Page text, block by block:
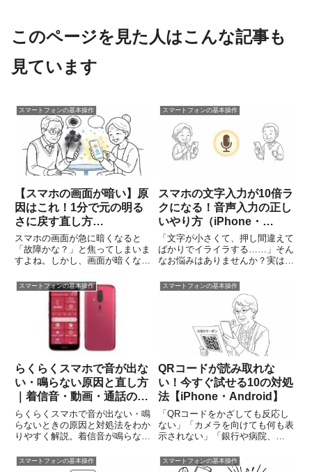
このページを見た人はこんな記事も
見ています
スマートフォンの基本操作
【スマホの画面が暗い】原
因はこれ！1分で元の明る
さに戻す直し方
（iPhone/Android対応）
スマホの画面が急に暗くなると
「故障かな？」と焦ってしまいま
すよね。しかし、画面が暗くなる
ょっとした設定」や「安全機能」
の仕業であり、故障ではありませ
ん。この記事では、スマホの画面
が暗くなる5つの原因と、iPho...
スマートフォンの基本操作
スマホの文字入力が10倍ラ
クになる！音声入力の正し
いやり方（iPhone・
Android対応）
「文字が小さくて、押し間違えて
ばかりでイライラする……」そん
なお悩みはありませんか？実は、
で、あなたの声をそのまま文字に
変えてくれる魔法のような機能が
最初からついています。お金は一
切かかりません。新しいアプリを
スマートフォンの基本操作
らくらくスマホで音が出な
い・鳴らない原因と直し方
｜着信音・動画・通話の対
処法
らくらくスマホで音が出ない・鳴
らないときの原因と対処法をわか
りやすく解説。着信音が鳴らな
中に相手の声が聞こえない場合の
確認ポイントや、音量・マナーモ
スマートフォンの基本操作
QRコードが読み取れな
い！今すぐ試せる10の対処
法【iPhone・Android】
「QRコードをかざしても反応し
ない」「カメラを向けても何も表
示されない」「銀行や病院、
た」QRコードが読み取れないと
焦ってしまいますよね。実は、ス
スマートフォンの基本操作 スマートフォンの基本操作